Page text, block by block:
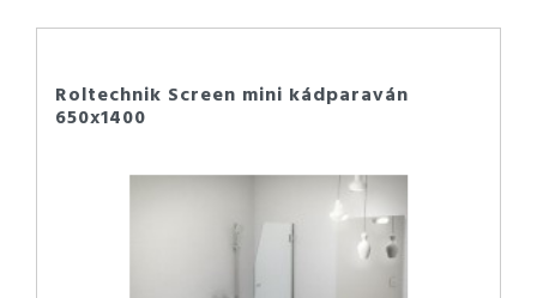
Roltechnik Screen mini kádparaván
650x1400